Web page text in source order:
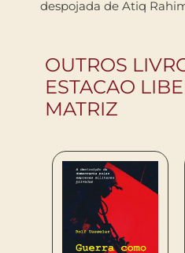
despojada de Atiq
OUTROS
ESTACAO
MATRIZ